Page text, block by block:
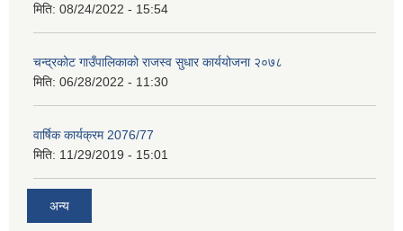
मिति: 08/24/2022 - 15:54
चन्द्रकोट गाउँपालिकाको राजस्व सुधार कार्ययोजना २०७८
मिति: 06/28/2022 - 11:30
वार्षिक कार्यक्रम 2076/77
मिति: 11/29/2019 - 15:01
अन्य